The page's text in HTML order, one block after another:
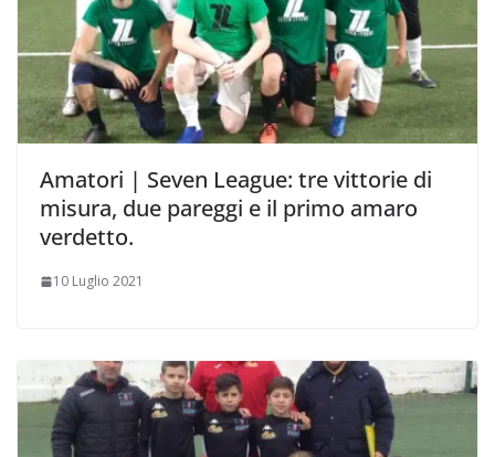
Amatori | Seven League: tre vittorie di
misura, due pareggi e il primo amaro
verdetto.
10 Luglio 2021